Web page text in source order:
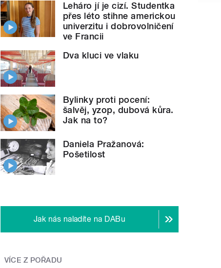
Leháro jí je cizí. Studentka
přes léto stihne americkou
univerzitu i dobrovolničení
ve Francii
Dva kluci ve vlaku
Bylinky proti pocení:
šalvěj, yzop, dubová kůra.
Jak na to?
Daniela Pražanová:
Pošetilost
Jak nás naladíte na DABu
VÍCE Z POŘADU